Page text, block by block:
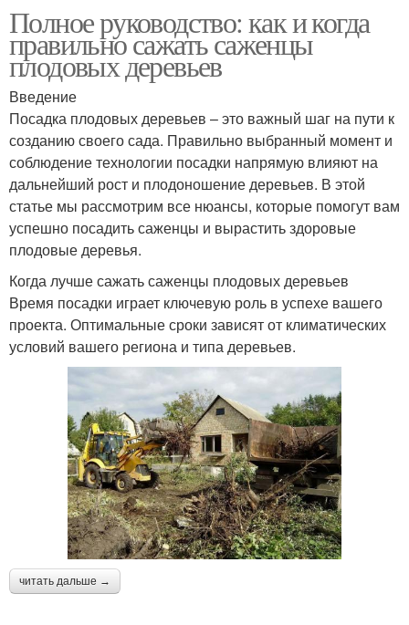
Полное руководство: как и когда
правильно сажать саженцы
плодовых деревьев
Введение
Посадка плодовых деревьев – это важный шаг на пути к
созданию своего сада. Правильно выбранный момент и
соблюдение технологии посадки напрямую влияют на
дальнейший рост и плодоношение деревьев. В этой
статье мы рассмотрим все нюансы, которые помогут вам
успешно посадить саженцы и вырастить здоровые
плодовые деревья.
Когда лучше сажать саженцы плодовых деревьев
Время посадки играет ключевую роль в успехе вашего
проекта. Оптимальные сроки зависят от климатических
условий вашего региона и типа деревьев.
читать дальше →